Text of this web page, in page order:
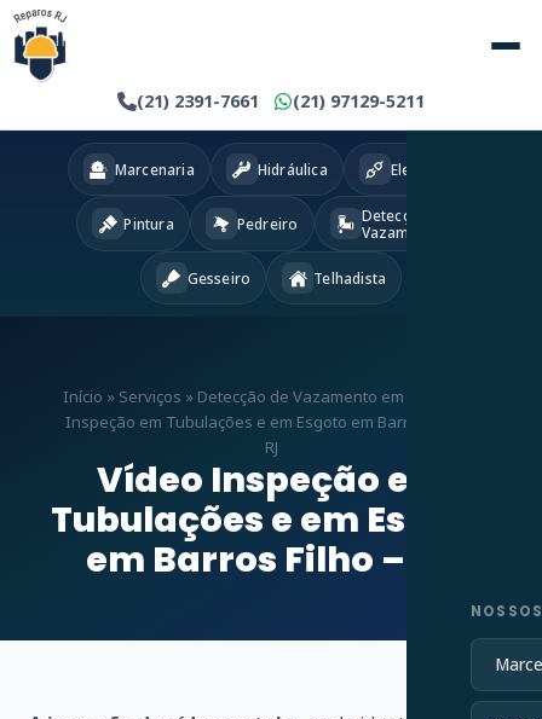
(21) 2391-7661 (21) 97129-5211
Marcenaria Hidráulica Eletricista
Pintura Pedreiro
Detecção
Vazamentos
Gesseiro Telhadista
Início » Serviços » Detecção de Vazamento em RJ
Inspeção em Tubulações e em Esgoto em Barros Filho –
RJ
Vídeo Inspeção em
Tubulações e em Esgoto
em Barros Filho – RJ